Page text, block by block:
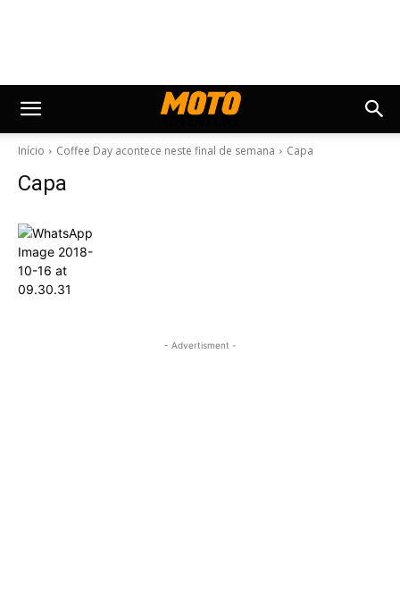
Início Coffee Day acontece neste final de semana Capa
Capa
- Advertisment -